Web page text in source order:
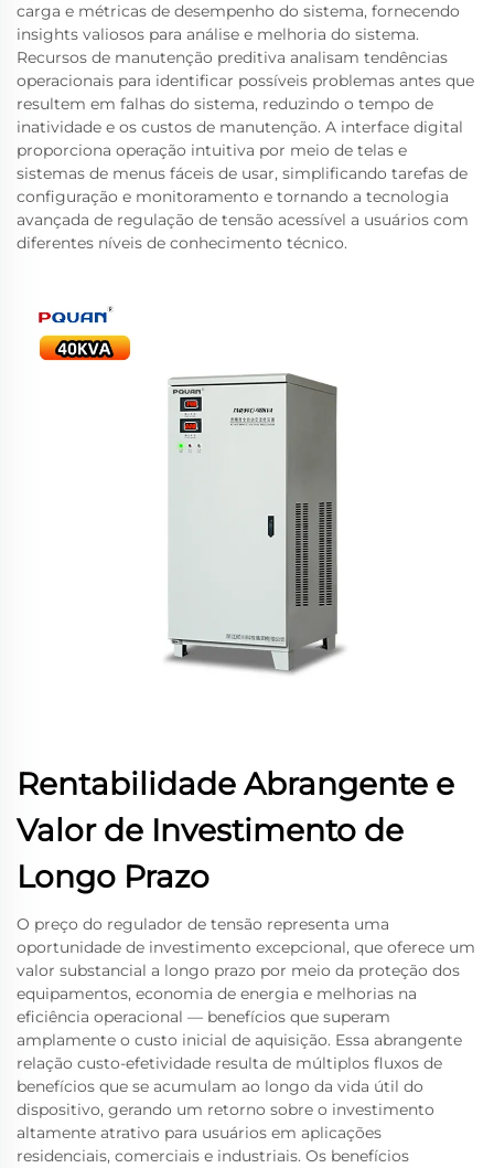
carga e métricas de desempenho do sistema, fornecendo
insights valiosos para análise e melhoria do sistema.
Recursos de manutenção preditiva analisam tendências
operacionais para identificar possíveis problemas antes que
resultem em falhas do sistema, reduzindo o tempo de
inatividade e os custos de manutenção. A interface digital
proporciona operação intuitiva por meio de telas e
sistemas de menus fáceis de usar, simplificando tarefas de
configuração e monitoramento e tornando a tecnologia
avançada de regulação de tensão acessível a usuários com
diferentes níveis de conhecimento técnico.
Rentabilidade Abrangente e
Valor de Investimento de
Longo Prazo
O preço do regulador de tensão representa uma
oportunidade de investimento excepcional, que oferece um
valor substancial a longo prazo por meio da proteção dos
equipamentos, economia de energia e melhorias na
eficiência operacional — benefícios que superam
amplamente o custo inicial de aquisição. Essa abrangente
relação custo-efetividade resulta de múltiplos fluxos de
benefícios que se acumulam ao longo da vida útil do
dispositivo, gerando um retorno sobre o investimento
altamente atrativo para usuários em aplicações
residenciais, comerciais e industriais. Os benefícios